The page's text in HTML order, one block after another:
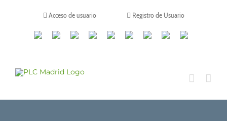
Acceso de usuario Registro de Usuario
CanalesLinkedinYoutubeTiktokFacebookInstagram
X TwitchContacto